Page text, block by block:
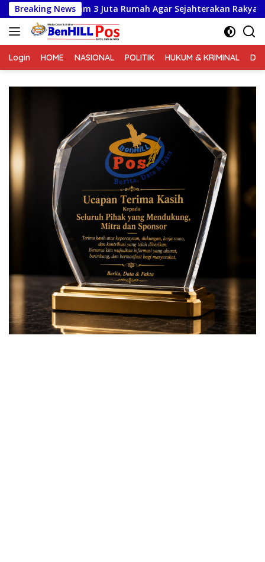
Langsung
ke
konten
Breaking News
3 Juta Rumah Agar Sejahterakan Rakyat Doa
Login HOME NASIONAL POLITIK HUKUM & KRIMINAL